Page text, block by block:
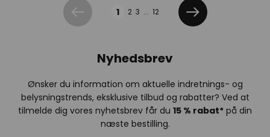
Forrige 1 2 3 ... 12
Næste
Nyhedsbrev
Ønsker du information om aktuelle indretnings- og
belysningstrends, eksklusive tilbud og rabatter? Ved at
tilmelde dig vores nyhetsbrev får du 15 % rabat* på din
næste bestilling.